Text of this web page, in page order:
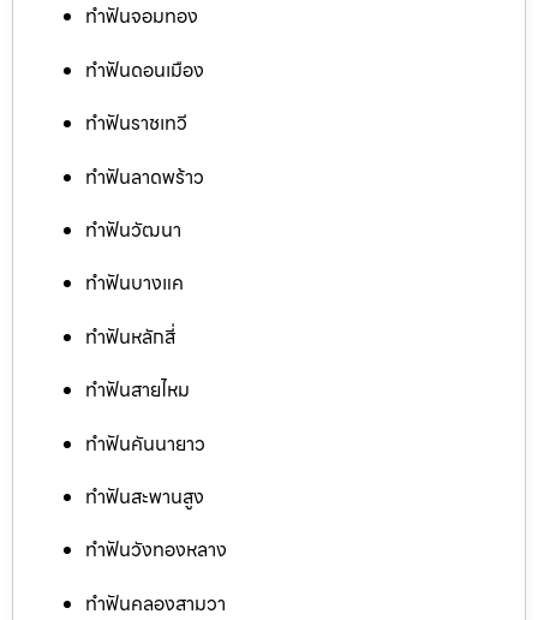
ทำฟันจอมทอง
ทำฟันดอนเมือง
ทำฟันราชเทวี
ทำฟันลาดพร้าว
ทำฟันวัฒนา
ทำฟันบางแค
ทำฟันหลักสี่
ทำฟันสายไหม
ทำฟันคันนายาว
ทำฟันสะพานสูง
ทำฟันวังทองหลาง
ทำฟันคลองสามวา